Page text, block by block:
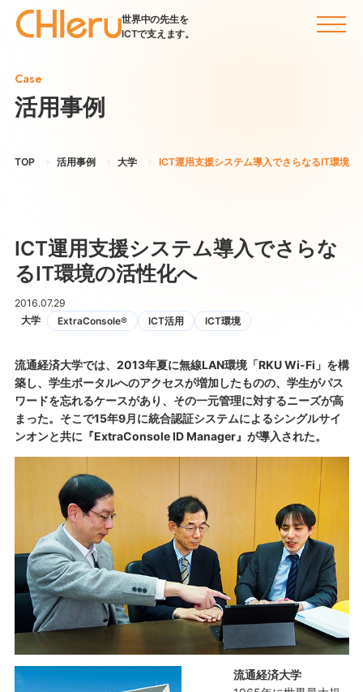
世界中の先生を
ICTで支えます。
Case
活用事例
TOP 活用事例 大学 ICT運用支援システム導入でさらなるIT環境の
ICT運用支援システム導入でさらな
るIT環境の活性化へ
2016.07.29
大学
ExtraConsole® ICT活用 ICT環境
流通経済大学では、2013年夏に無線LAN環境「RKU Wi-Fi」を構
築し、学生ポータルへのアクセスが増加したものの、学生がパス
ワードを忘れるケースがあり、その一元管理に対するニーズが高
まった。そこで15年9月に統合認証システムによるシングルサイ
ンオンと共に『ExtraConsole ID Manager』が導入された。
流通経済大学